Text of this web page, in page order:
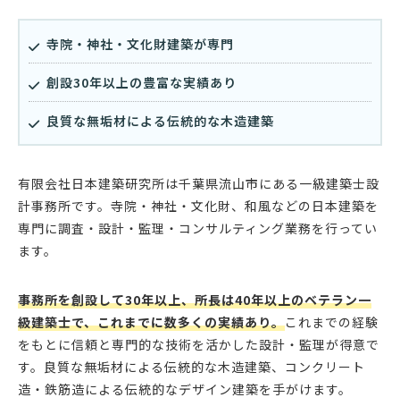
寺院・神社・文化財建築が専門
創設30年以上の豊富な実績あり
良質な無垢材による伝統的な木造建築
有限会社日本建築研究所は千葉県流山市にある一級建築士設
計事務所です。寺院・神社・文化財、和風などの日本建築を
専門に調査・設計・監理・コンサルティング業務を行ってい
ます。
事務所を創設して30年以上、所長は40年以上のベテラン一
級建築士で、これまでに数多くの実績あり。これまでの経験
をもとに信頼と専門的な技術を活かした設計・監理が得意で
す。良質な無垢材による伝統的な木造建築、コンクリート
造・鉄筋造による伝統的なデザイン建築を手がけます。